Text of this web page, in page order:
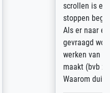
werk (na
voor af aan).
het onoverzichtelijk
Rops, Rose etc).